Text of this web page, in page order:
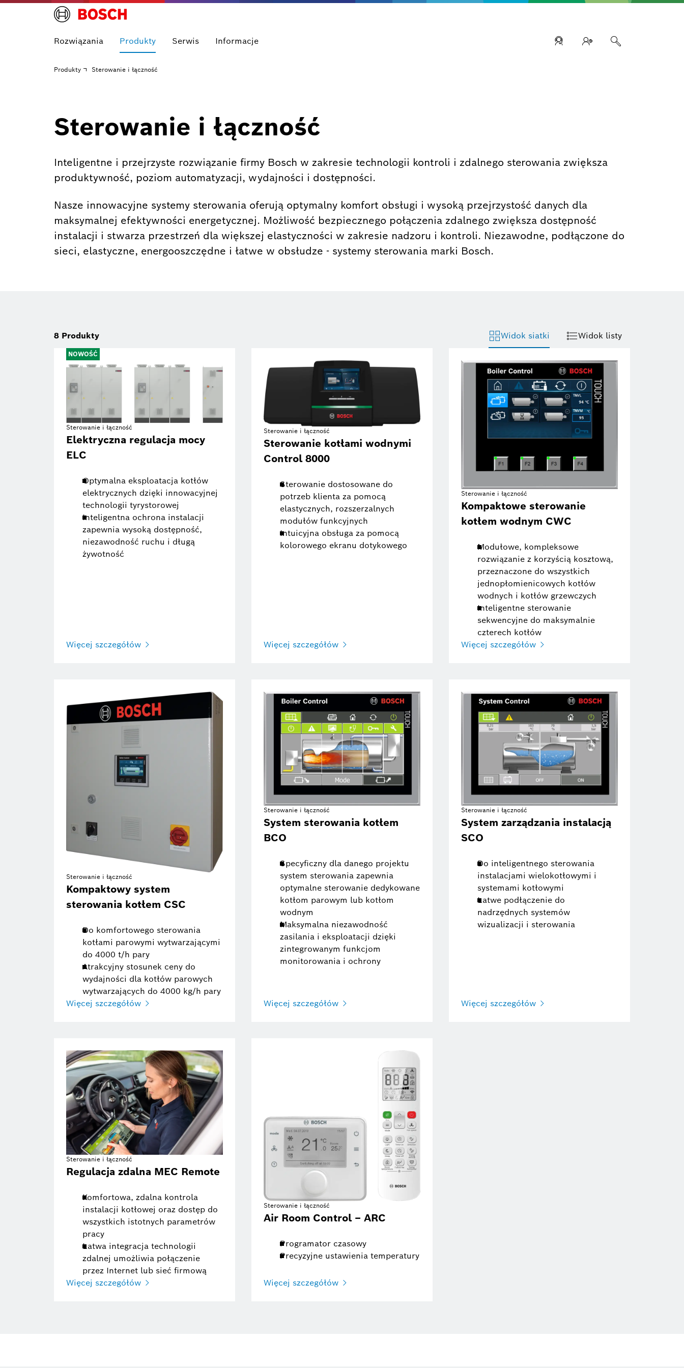
Rozwiązania Produkty Serwis Informacje
Produkty Sterowanie i łączność
Sterowanie i łączność
Inteligentne i przejrzyste rozwiązanie firmy Bosch w zakresie technologii kontroli i zdalnego sterowania zwiększa
produktywność, poziom automatyzacji, wydajności i dostępności.
Nasze innowacyjne systemy sterowania oferują optymalny komfort obsługi i wysoką przejrzystość danych dla
maksymalnej efektywności energetycznej. Możliwość bezpiecznego połączenia zdalnego zwiększa dostępność
instalacji i stwarza przestrzeń dla większej elastyczności w zakresie nadzoru i kontroli. Niezawodne, podłączone do
sieci, elastyczne, energooszczędne i łatwe w obsłudze - systemy sterowania marki Bosch.
8 Produkty Widok siatki Widok listy
NOWOŚĆ
Sterowanie i łączność
Elektryczna regulacja mocy
ELC
Optymalna eksploatacja kotłów
elektrycznych dzięki innowacyjnej
technologii tyrystorowej
Inteligentna ochrona instalacji
zapewnia wysoką dostępność,
niezawodność ruchu i długą
żywotność
Więcej szczegółów
Sterowanie i łączność
Sterowanie kotłami wodnymi
Control 8000
Sterowanie dostosowane do
potrzeb klienta za pomocą
elastycznych, rozszerzalnych
modułów funkcyjnych
Intuicyjna obsługa za pomocą
kolorowego ekranu dotykowego
Więcej szczegółów
Sterowanie i łączność
Kompaktowe sterowanie
kotłem wodnym CWC
Modułowe, kompleksowe
rozwiązanie z korzyścią kosztową,
przeznaczone do wszystkich
jednopłomienicowych kotłów
wodnych i kotłów grzewczych
Inteligentne sterowanie
sekwencyjne do maksymalnie
czterech kotłów
Więcej szczegółów
Sterowanie i łączność
Kompaktowy system
sterowania kotłem CSC
Do komfortowego sterowania
kotłami parowymi wytwarzającymi
do 4000 t/h pary
Atrakcyjny stosunek ceny do
wydajności dla kotłów parowych
wytwarzających do 4000 kg/h pary
Więcej szczegółów
Sterowanie i łączność
System sterowania kotłem
BCO
Specyficzny dla danego projektu
system sterowania zapewnia
optymalne sterowanie dedykowane
kotłom parowym lub kotłom
wodnym
Maksymalna niezawodność
zasilania i eksploatacji dzięki
zintegrowanym funkcjom
monitorowania i ochrony
Więcej szczegółów
Sterowanie i łączność
System zarządzania instalacją
SCO
Do inteligentnego sterowania
instalacjami wielokotłowymi i
systemami kotłowymi
Łatwe podłączenie do
nadrzędnych systemów
wizualizacji i sterowania
Więcej szczegółów
Sterowanie i łączność
Regulacja zdalna MEC Remote
Komfortowa, zdalna kontrola
instalacji kotłowej oraz dostęp do
wszystkich istotnych parametrów
pracy
Łatwa integracja technologii
zdalnej umożliwia połączenie
przez Internet lub sieć firmową
Więcej szczegółów
Sterowanie i łączność
Air Room Control – ARC
Programator czasowy
Precyzyjne ustawienia temperatury
Więcej szczegółów